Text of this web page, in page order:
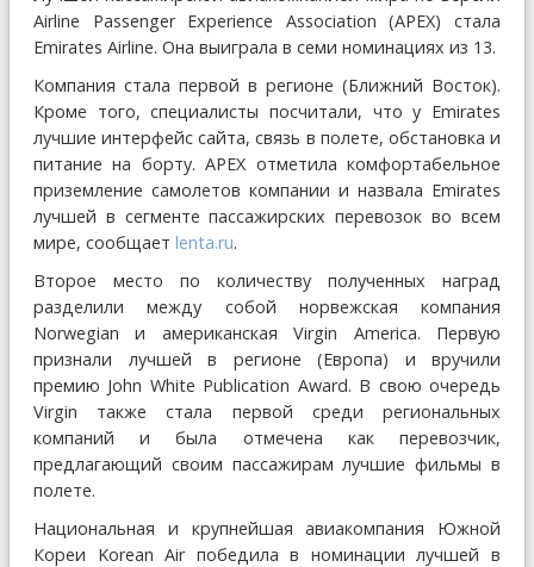
Airline Passenger Experience Association (APEX) стала
Emirates Airline. Она выиграла в семи номинациях из 13.
Компания стала первой в регионе (Ближний Восток).
Кроме того, специалисты посчитали, что у Emirates
лучшие интерфейс сайта, связь в полете, обстановка и
питание на борту. APEX отметила комфортабельное
приземление самолетов компании и назвала Emirates
лучшей в сегменте пассажирских перевозок во всем
мире, сообщает lenta.ru.
Второе место по количеству полученных наград
разделили между собой норвежская компания
Norwegian и американская Virgin America. Первую
признали лучшей в регионе (Европа) и вручили
премию John White Publication Award. В свою очередь
Virgin также стала первой среди региональных
компаний и была отмечена как перевозчик,
предлагающий своим пассажирам лучшие фильмы в
полете.
Национальная и крупнейшая авиакомпания Южной
Кореи Korean Air победила в номинации лучшей в